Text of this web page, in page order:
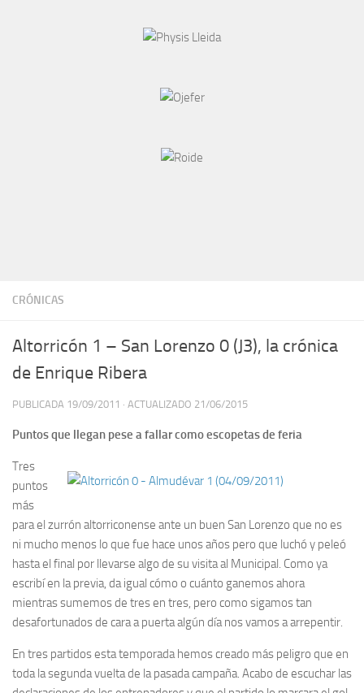
CRÓNICAS
Altorricón 1 – San Lorenzo 0 (J3), la crónica
de Enrique Ribera
PUBLICADA 19/09/2011 · ACTUALIZADO 21/06/2015
Puntos que llegan pese a fallar como escopetas de feria
Tres
puntos
más
para el zurrón altorriconense ante un buen San Lorenzo que no es
ni mucho menos lo que fue hace unos años pero que luchó y peleó
hasta el final por llevarse algo de su visita al Municipal. Como ya
escribí en la previa, da igual cómo o cuánto ganemos ahora
mientras sumemos de tres en tres, pero como sigamos tan
desafortunados de cara a puerta algún día nos vamos a arrepentir.
En tres partidos esta temporada hemos creado más peligro que en
toda la segunda vuelta de la pasada campaña. Acabo de escuchar las